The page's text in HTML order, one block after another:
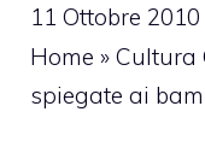
11 Ottobre 2010
Home » Cultura
spiegate ai